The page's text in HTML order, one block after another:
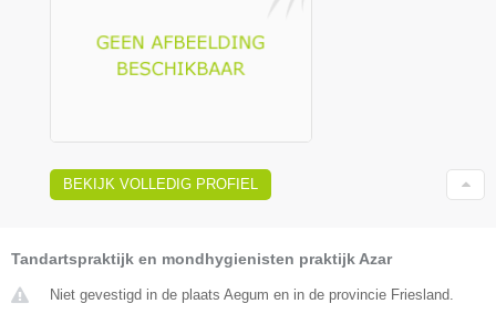
BEKIJK VOLLEDIG PROFIEL
Tandartspraktijk en mondhygienisten praktijk Azar
Niet gevestigd in de plaats Aegum en in de provincie Friesland.